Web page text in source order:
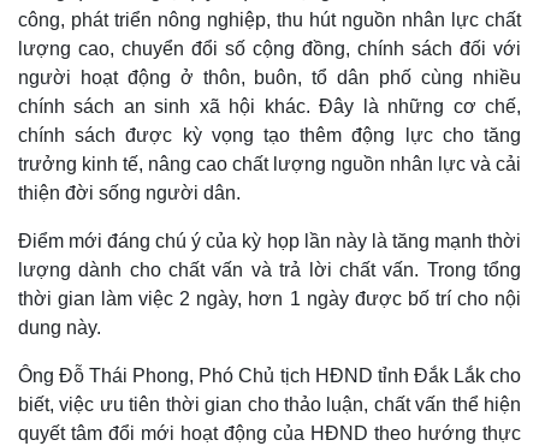
công, phát triển nông nghiệp, thu hút nguồn nhân lực chất
lượng cao, chuyển đổi số cộng đồng, chính sách đối với
người hoạt động ở thôn, buôn, tổ dân phố cùng nhiều
chính sách an sinh xã hội khác. Đây là những cơ chế,
chính sách được kỳ vọng tạo thêm động lực cho tăng
trưởng kinh tế, nâng cao chất lượng nguồn nhân lực và cải
thiện đời sống người dân.
Điểm mới đáng chú ý của kỳ họp lần này là tăng mạnh thời
lượng dành cho chất vấn và trả lời chất vấn. Trong tổng
thời gian làm việc 2 ngày, hơn 1 ngày được bố trí cho nội
dung này.
Ông Đỗ Thái Phong, Phó Chủ tịch HĐND tỉnh Đắk Lắk cho
biết, việc ưu tiên thời gian cho thảo luận, chất vấn thể hiện
quyết tâm đổi mới hoạt động của HĐND theo hướng thực